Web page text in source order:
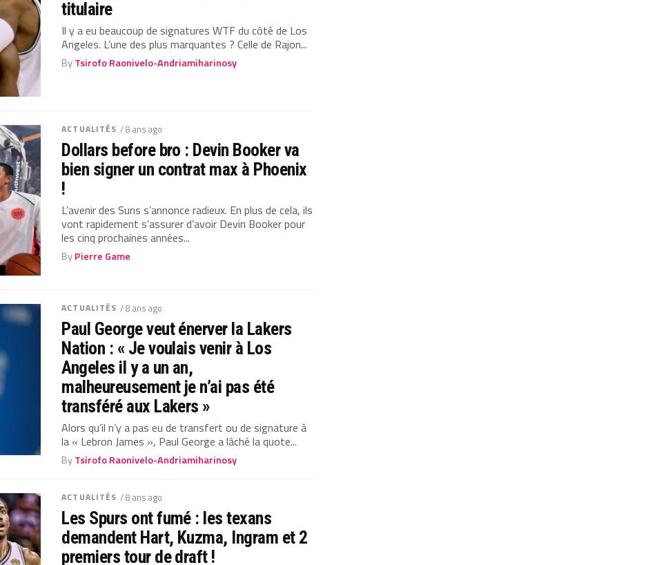
titulaire
Il y a eu beaucoup de signatures WTF du côté de Los
Angeles. L’une des plus marquantes ? Celle de Rajon...
ByTsirofo Raonivelo-Andriamiharinosy
ACTUALITÉS / 8 ans ago
Dollars before bro : Devin Booker va
bien signer un contrat max à Phoenix
!
L’avenir des Suns s’annonce radieux. En plus de cela, ils
vont rapidement s’assurer d’avoir Devin Booker pour
les cinq prochaines années...
ByPierre Game
ACTUALITÉS / 8 ans ago
Paul George veut énerver la Lakers
Nation : « Je voulais venir à Los
Angeles il y a un an,
malheureusement je n’ai pas été
transféré aux Lakers »
Alors qu’il n’y a pas eu de transfert ou de signature à
la « Lebron James », Paul George a lâché la quote...
ByTsirofo Raonivelo-Andriamiharinosy
ACTUALITÉS / 8 ans ago
Les Spurs ont fumé : les texans
demandent Hart, Kuzma, Ingram et 2
premiers tour de draft !